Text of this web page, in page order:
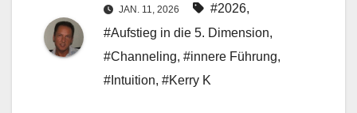
JAN. 11, 2026 #2026,
#Aufstieg in die 5. Dimension,
#Channeling, #innere Führung,
#Intuition, #Kerry K